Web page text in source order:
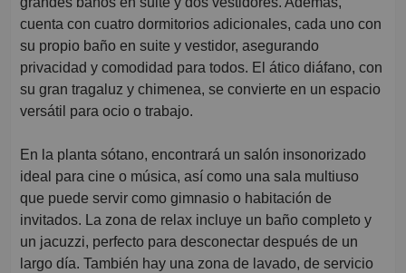
cuenta con cuatro dormitorios adicionales, cada uno con
su propio baño en suite y vestidor, asegurando
privacidad y comodidad para todos. El ático diáfano, con
su gran tragaluz y chimenea, se convierte en un espacio
versátil para ocio o trabajo.
En la planta sótano, encontrará un salón insonorizado
ideal para cine o música, así como una sala multiuso
que puede servir como gimnasio o habitación de
invitados. La zona de relax incluye un baño completo y
un jacuzzi, perfecto para desconectar después de un
largo día. También hay una zona de lavado, de servicio